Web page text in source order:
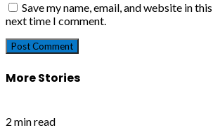
Save my name, email, and website in
next time I comment.
More Stories
2 min read